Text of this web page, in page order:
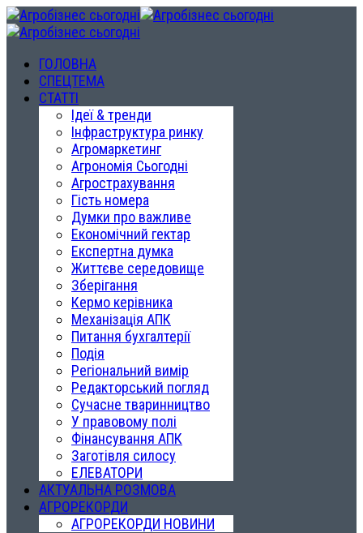
ГОЛОВНА
СПЕЦТЕМА
СТАТТІ
Ідеї & тренди
Інфраструктура ринку
Агромаркетинг
Агрономія Сьогодні
Агрострахування
Гість номера
Думки про важливе
Економічний гектар
Експертна думка
Життєве середовище
Зберігання
Кермо керівника
Механізація АПК
Питання бухгалтерії
Подія
Регіональний вимір
Редакторський погляд
Сучасне тваринництво
У правовому полі
Фінансування АПК
Заготівля силосу
ЕЛЕВАТОРИ
АКТУАЛЬНА РОЗМОВА
АГРОРЕКОРДИ
АГРОРЕКОРДИ НОВИНИ